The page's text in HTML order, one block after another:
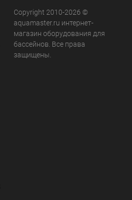
Copyright 2010-2026 ©
aquamaster.ru интернет-
магазин оборудования для
бассейнов. Все права
защищены.